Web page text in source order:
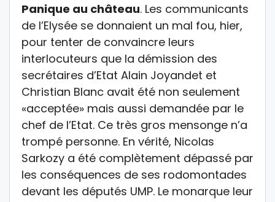
Panique au château. Les communicants
de l’Elysée se donnaient un mal fou, hier,
pour tenter de convaincre leurs
interlocuteurs que la démission des
secrétaires d’Etat Alain Joyandet et
Christian Blanc avait été non seulement
«acceptée» mais aussi demandée par le
chef de l’Etat. Ce très gros mensonge n’a
trompé personne. En vérité, Nicolas
Sarkozy a été complètement dépassé par
les conséquences de ses rodomontades
devant les députés UMP. Le monarque leur